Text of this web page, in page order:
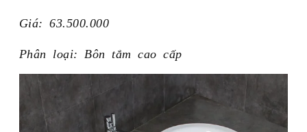
Giá: 63.500.000
Phân loại: Bôn tắm cao cấp